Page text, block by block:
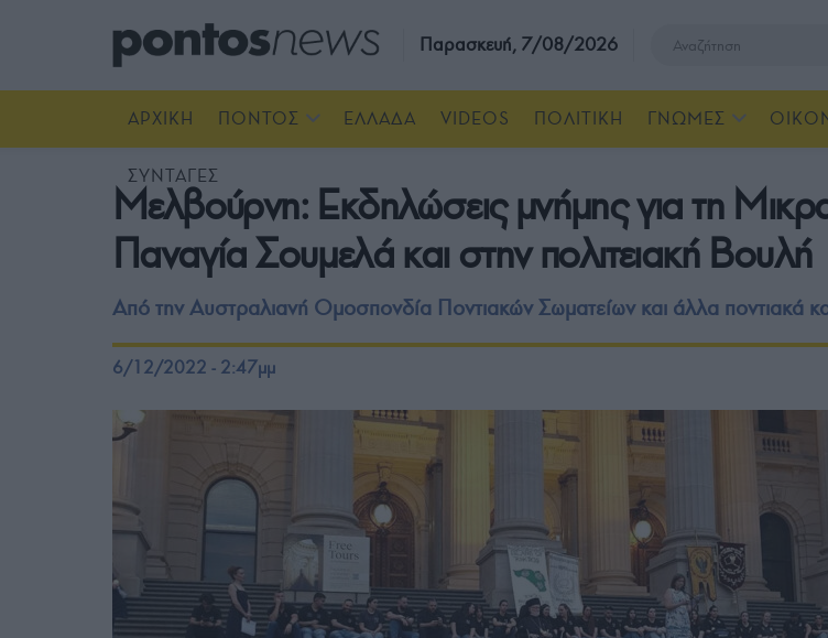
Παρασκευή, 7/08/2026
ΑΡΧΙΚΗ ΠΟΝΤΟΣ ΕΛΛΑΔΑ VIDEOS ΠΟΛΙΤΙΚΗ ΓΝΩΜΕΣ
ΣΥΝΤΑΓΕΣ
Μελβούρνη: Εκδηλώσεις μνήμης για τη
Παναγία Σουμελά και στην πολιτειακή Βουλή
Από την Αυστραλιανή Ομοσπονδία Ποντιακών Σωματείων και άλλα ποντιακά
6/12/2022 - 2:47μμ